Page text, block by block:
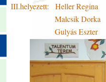
III.helyezett: Heller Regina
Malcsik Dorka
Gulyás Eszter